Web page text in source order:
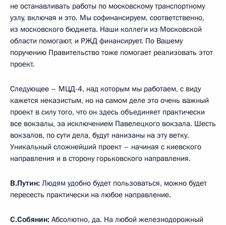
не останавливать работы по московскому транспортному
узлу, включая и это. Мы софинансируем, соответственно,
из московского бюджета. Наши коллеги из Московской
области помогают, и РЖД финансирует. По Вашему
поручению Правительство тоже помогает реализовать этот
проект.
Следующее – МЦД-4, над которым мы работаем, с виду
кажется неказистым, но на самом деле это очень важный
проект в силу того, что он здесь объединяет практически
все вокзалы, за исключением Павелецкого вокзала. Шесть
вокзалов, по сути дела, будут нанизаны на эту ветку.
Уникальный сложнейший проект – начиная с киевского
направления и в сторону горьковского направления.
В.Путин: Людям удобно будет пользоваться, можно будет
пересесть практически на любое направление.
С.Собянин: Абсолютно, да. На любой железнодорожный